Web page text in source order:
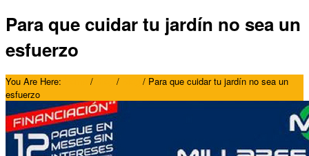
Para que cuidar tu jardín no sea un
esfuerzo
You Are Here: / / / Para que cuidar tu jardín no sea un
esfuerzo